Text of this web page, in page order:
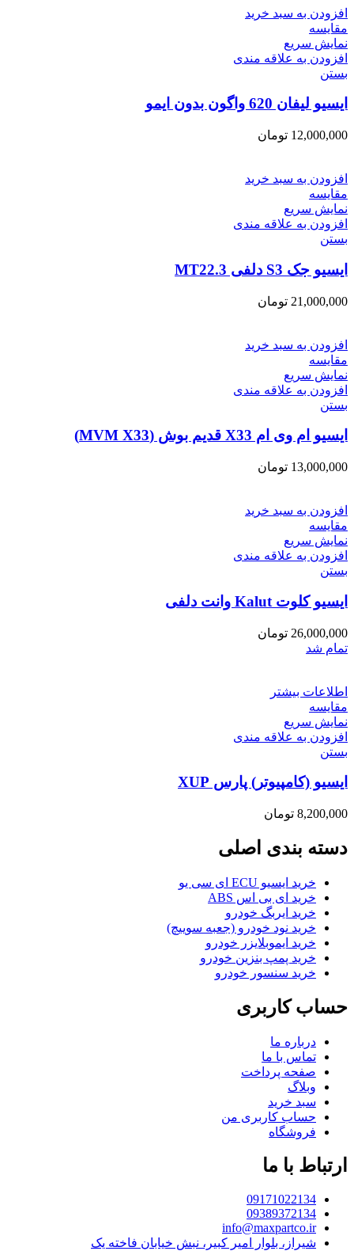
افزودن به سبد خرید
مقایسه
نمایش سریع
افزودن به علاقه مندی
بستن
ایسیو لیفان 620 واگون بدون ایمو
12,000,000 تومان
افزودن به سبد خرید
مقایسه
نمایش سریع
افزودن به علاقه مندی
بستن
ایسیو جک S3 دلفی MT22.3
21,000,000 تومان
افزودن به سبد خرید
مقایسه
نمایش سریع
افزودن به علاقه مندی
بستن
ایسیو ام وی ام X33 قدیم بوش (MVM X33)
13,000,000 تومان
افزودن به سبد خرید
مقایسه
نمایش سریع
افزودن به علاقه مندی
بستن
ایسیو کلوت Kalut وانت دلفی
26,000,000 تومان
تمام شد
اطلاعات بیشتر
مقایسه
نمایش سریع
افزودن به علاقه مندی
بستن
ایسیو (کامپیوتر) پارس XUP
8,200,000 تومان
دسته بندی اصلی
خرید ایسیو ECU ای سی یو
خرید ای بی اس ABS
خرید ایربگ خودرو
خرید نود خودرو (جعبه سوییچ)
خرید ایموبلایزر خودرو
خرید پمپ بنزین خودرو
خرید سنسور خودرو
حساب کاربری
درباره ما
تماس با ما
صفحه پرداخت
وبلاگ
سبد خرید
حساب کاربری من
فروشگاه
ارتباط با ما
09171022134
09389372134
info@maxpartco.ir
شیراز، بلوار امیر کبیر، نبش خیابان فاخته یک